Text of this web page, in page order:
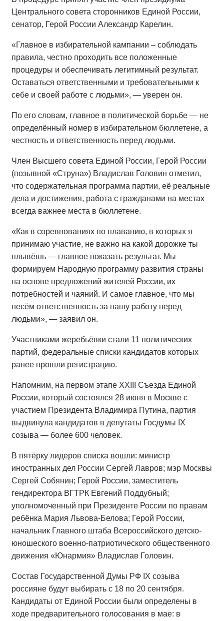
Центрального совета сторонников Единой России,
сенатор, Герой России Александр Карелин.
«Главное в избирательной кампании – соблюдать
правила, честно проходить все положенные
процедуры и обеспечивать легитимный результат.
Оставаться ответственными и требовательными к
себе и своей работе с людьми», — уверен он.
По его словам, главное в политической борьбе — не
определённый номер в избирательном бюллетене, а
честность и ответственность перед людьми.
Член Высшего совета Единой России, Герой России
(позывной «Струна») Владислав Головин отметил,
что содержательная программа партии, её реальные
дела и достижения, работа с гражданами на местах
всегда важнее места в бюллетене.
«Как в соревнованиях по плаванию, в которых я
принимаю участие, не важно на какой дорожке ты
плывёшь — главное показать результат. Мы
формируем Народную программу развития страны
на основе предложений жителей России, их
потребностей и чаяний. И самое главное, что мы
несём ответственность за нашу работу перед
людьми», — заявил он.
Участниками жеребьёвки стали 11 политических
партий, федеральные списки кандидатов которых
ранее прошли регистрацию.
Напомним, на первом этапе XXIII Съезда Единой
России, который состоялся 28 июня в Москве с
участием Президента Владимира Путина, партия
выдвинула кандидатов в депутаты Госдумы IX
созыва — более 600 человек.
В пятёрку лидеров списка вошли: министр
иностранных дел России Сергей Лавров; мэр Москвы
Сергей Собянин; Герой России, заместитель
гендиректора ВГТРК Евгений Поддубный;
уполномоченный при Президенте России по правам
ребёнка Мария Львова-Белова; Герой России,
начальник Главного штаба Всероссийского детско-
юношеского военно-патриотического общественного
движения «Юнармия» Владислав Головин.
Состав Государственной Думы РФ IХ созыва
россияне будут выбирать с 18 по 20 сентября.
Кандидаты от Единой России были определены в
ходе предварительного голосования в мае: в